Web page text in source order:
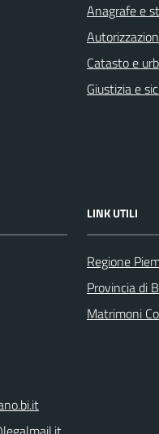
Anagrafe e
Catasto e
Giustizia e
LINK UTILI
Regione
Provincia di
Matrimoni